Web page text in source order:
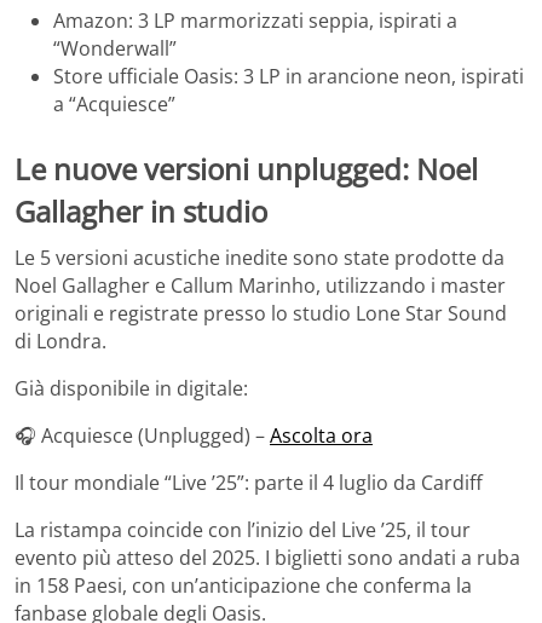
Amazon: 3 LP marmorizzati seppia, ispirati a
“Wonderwall”
Store ufficiale Oasis: 3 LP in arancione neon, ispirati
a “Acquiesce”
Le nuove versioni unplugged: Noel
Gallagher in studio
Le 5 versioni acustiche inedite sono state prodotte da
Noel Gallagher e Callum Marinho, utilizzando i master
originali e registrate presso lo studio Lone Star Sound
di Londra.
Già disponibile in digitale:
🎧 Acquiesce (Unplugged) –Ascolta ora
Il tour mondiale “Live ’25”: parte il 4 luglio da Cardiff
La ristampa coincide con l’inizio del Live ’25, il tour
evento più atteso del 2025. I biglietti sono andati a ruba
in 158 Paesi, con un’anticipazione che conferma la
fanbase globale degli Oasis.